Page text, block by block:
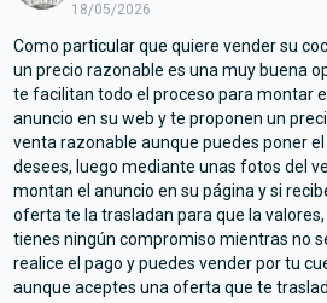
18/05/2026
Como particular que quiere vender su
un precio razonable es una muy buena
te facilitan todo el proceso para montar
anuncio en su web y te proponen un
venta razonable aunque puedes poner
desees, luego mediante unas fotos del
montan el anuncio en su página y si
oferta te la trasladan para que la
tienes ningún compromiso mientras no
realice el pago y puedes vender por tu
aunque aceptes una oferta que te